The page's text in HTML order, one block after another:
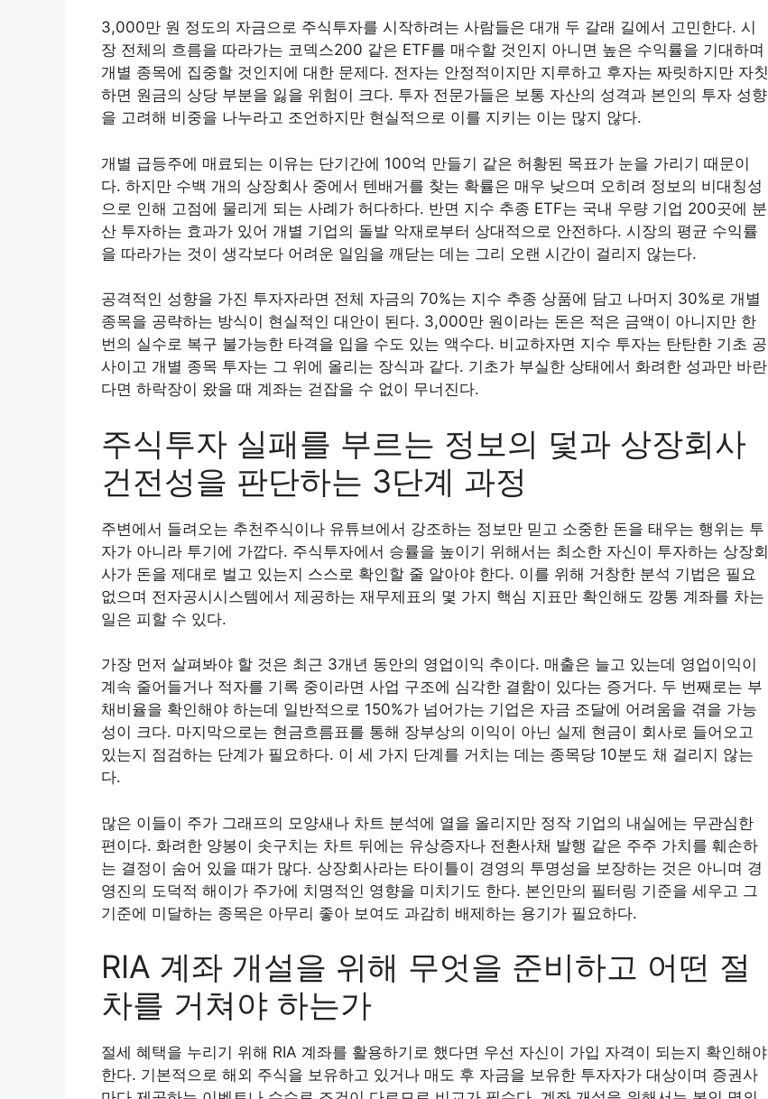
3,000만 원 정도의 자금으로 주식투자를 시작하려는 사람들은 대개 두 갈래 길에서 고민한다. 시
장 전체의 흐름을 따라가는 코덱스200 같은 ETF를 매수할 것인지 아니면 높은 수익률을 기대하며
개별 종목에 집중할 것인지에 대한 문제다. 전자는 안정적이지만 지루하고 후자는 짜릿하지만 자칫
하면 원금의 상당 부분을 잃을 위험이 크다. 투자 전문가들은 보통 자산의 성격과 본인의 투자 성향
을 고려해 비중을 나누라고 조언하지만 현실적으로 이를 지키는 이는 많지 않다.
개별 급등주에 매료되는 이유는 단기간에 100억 만들기 같은 허황된 목표가 눈을 가리기 때문이
다. 하지만 수백 개의 상장회사 중에서 텐배거를 찾는 확률은 매우 낮으며 오히려 정보의 비대칭성
으로 인해 고점에 물리게 되는 사례가 허다하다. 반면 지수 추종 ETF는 국내 우량 기업 200곳에 분
산 투자하는 효과가 있어 개별 기업의 돌발 악재로부터 상대적으로 안전하다. 시장의 평균 수익률
을 따라가는 것이 생각보다 어려운 일임을 깨닫는 데는 그리 오랜 시간이 걸리지 않는다.
공격적인 성향을 가진 투자자라면 전체 자금의 70%는 지수 추종 상품에 담고 나머지 30%로 개별
종목을 공략하는 방식이 현실적인 대안이 된다. 3,000만 원이라는 돈은 적은 금액이 아니지만 한
번의 실수로 복구 불가능한 타격을 입을 수도 있는 액수다. 비교하자면 지수 투자는 탄탄한 기초 공
사이고 개별 종목 투자는 그 위에 올리는 장식과 같다. 기초가 부실한 상태에서 화려한 성과만 바란
다면 하락장이 왔을 때 계좌는 걷잡을 수 없이 무너진다.
주식투자 실패를 부르는 정보의 덫과 상장회사
건전성을 판단하는 3단계 과정
주변에서 들려오는 추천주식이나 유튜브에서 강조하는 정보만 믿고 소중한 돈을 태우는 행위는 투
자가 아니라 투기에 가깝다. 주식투자에서 승률을 높이기 위해서는 최소한 자신이 투자하는 상장회
사가 돈을 제대로 벌고 있는지 스스로 확인할 줄 알아야 한다. 이를 위해 거창한 분석 기법은 필요
없으며 전자공시시스템에서 제공하는 재무제표의 몇 가지 핵심 지표만 확인해도 깡통 계좌를 차는
일은 피할 수 있다.
가장 먼저 살펴봐야 할 것은 최근 3개년 동안의 영업이익 추이다. 매출은 늘고 있는데 영업이익이
계속 줄어들거나 적자를 기록 중이라면 사업 구조에 심각한 결함이 있다는 증거다. 두 번째로는 부
채비율을 확인해야 하는데 일반적으로 150%가 넘어가는 기업은 자금 조달에 어려움을 겪을 가능
성이 크다. 마지막으로는 현금흐름표를 통해 장부상의 이익이 아닌 실제 현금이 회사로 들어오고
있는지 점검하는 단계가 필요하다. 이 세 가지 단계를 거치는 데는 종목당 10분도 채 걸리지 않는
다.
많은 이들이 주가 그래프의 모양새나 차트 분석에 열을 올리지만 정작 기업의 내실에는 무관심한
편이다. 화려한 양봉이 솟구치는 차트 뒤에는 유상증자나 전환사채 발행 같은 주주 가치를 훼손하
는 결정이 숨어 있을 때가 많다. 상장회사라는 타이틀이 경영의 투명성을 보장하는 것은 아니며 경
영진의 도덕적 해이가 주가에 치명적인 영향을 미치기도 한다. 본인만의 필터링 기준을 세우고 그
기준에 미달하는 종목은 아무리 좋아 보여도 과감히 배제하는 용기가 필요하다.
RIA 계좌 개설을 위해 무엇을 준비하고 어떤 절
차를 거쳐야 하는가
절세 혜택을 누리기 위해 RIA 계좌를 활용하기로 했다면 우선 자신이 가입 자격이 되는지 확인해야
한다. 기본적으로 해외 주식을 보유하고 있거나 매도 후 자금을 보유한 투자자가 대상이며 증권사